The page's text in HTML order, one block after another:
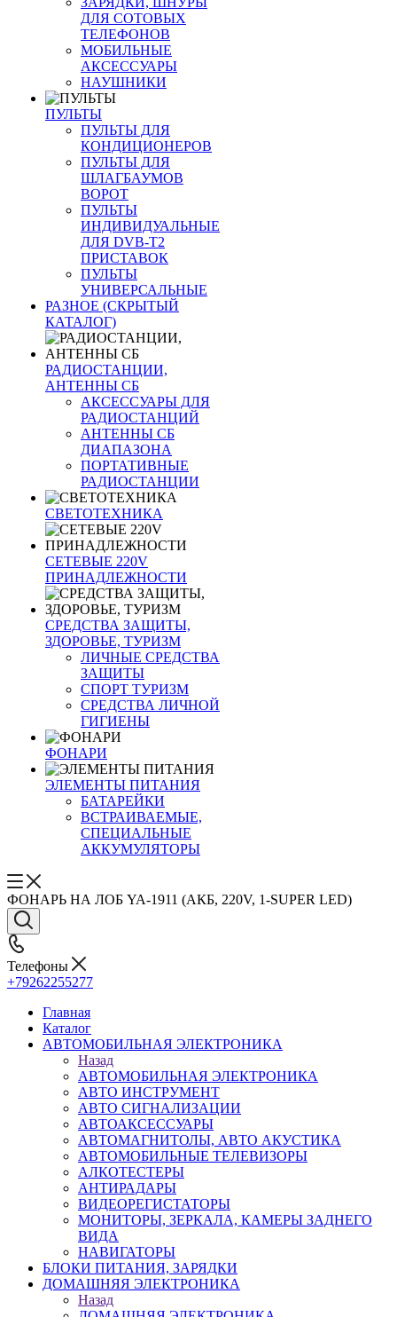
ДЛЯ СОТОВЫХ
ТЕЛЕФОНОВ
МОБИЛЬНЫЕ
АКСЕССУАРЫ
НАУШНИКИ
ПУЛЬТЫ
ПУЛЬТЫ ДЛЯ
КОНДИЦИОНЕРОВ
ПУЛЬТЫ ДЛЯ
ШЛАГБАУМОВ
ВОРОТ
ПУЛЬТЫ
ИНДИВИДУАЛЬНЫЕ
ДЛЯ DVB-T2
ПРИСТАВОК
ПУЛЬТЫ
УНИВЕРСАЛЬНЫЕ
РАЗНОЕ (СКРЫТЫЙ
КАТАЛОГ)
РАДИОСТАНЦИИ,
АНТЕННЫ CБ
АКСЕССУАРЫ ДЛЯ
РАДИОСТАНЦИЙ
АНТЕННЫ CБ
ДИАПАЗОНА
ПОРТАТИВНЫЕ
РАДИОСТАНЦИИ
СВЕТОТЕХНИКА
СЕТЕВЫЕ 220V
ПРИНАДЛЕЖНОСТИ
СРЕДСТВА ЗАЩИТЫ,
ЗДОРОВЬЕ, ТУРИЗМ
ЛИЧНЫЕ СРЕДСТВА
ЗАЩИТЫ
СПОРТ ТУРИЗМ
СРЕДСТВА ЛИЧНОЙ
ГИГИЕНЫ
ФОНАРИ
ЭЛЕМЕНТЫ ПИТАНИЯ
БАТАРЕЙКИ
ВСТРАИВАЕМЫЕ,
СПЕЦИАЛЬНЫЕ
АККУМУЛЯТОРЫ
ФОНАРЬ НА ЛОБ YA-1911 (АКБ, 220V, 1-SUPER LED)
Телефоны
+79262255277
Главная
Каталог
АВТОМОБИЛЬНАЯ ЭЛЕКТРОНИКА
Назад
АВТОМОБИЛЬНАЯ ЭЛЕКТРОНИКА
АВТО ИНСТРУМЕНТ
АВТО СИГНАЛИЗАЦИИ
АВТОАКСЕССУАРЫ
АВТОМАГНИТОЛЫ, АВТО АКУСТИКА
АВТОМОБИЛЬНЫЕ ТЕЛЕВИЗОРЫ
АЛКОТЕСТЕРЫ
АНТИРАДАРЫ
ВИДЕОРЕГИСТАТОРЫ
МОНИТОРЫ, ЗЕРКАЛА, КАМЕРЫ ЗАДНЕГО
ВИДА
НАВИГАТОРЫ
БЛОКИ ПИТАНИЯ, ЗАРЯДКИ
ДОМАШНЯЯ ЭЛЕКТРОНИКА
Назад